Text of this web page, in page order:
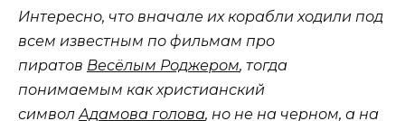
Интересно, что вначале их корабли ходили под
всем известным по фильмам про
пиратов Весёлым Роджером, тогда
понимаемым как христианский
символ Адамова голова, но не на черном, а на